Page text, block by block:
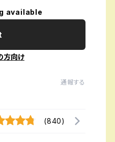
available
方向け
通報する
(840)